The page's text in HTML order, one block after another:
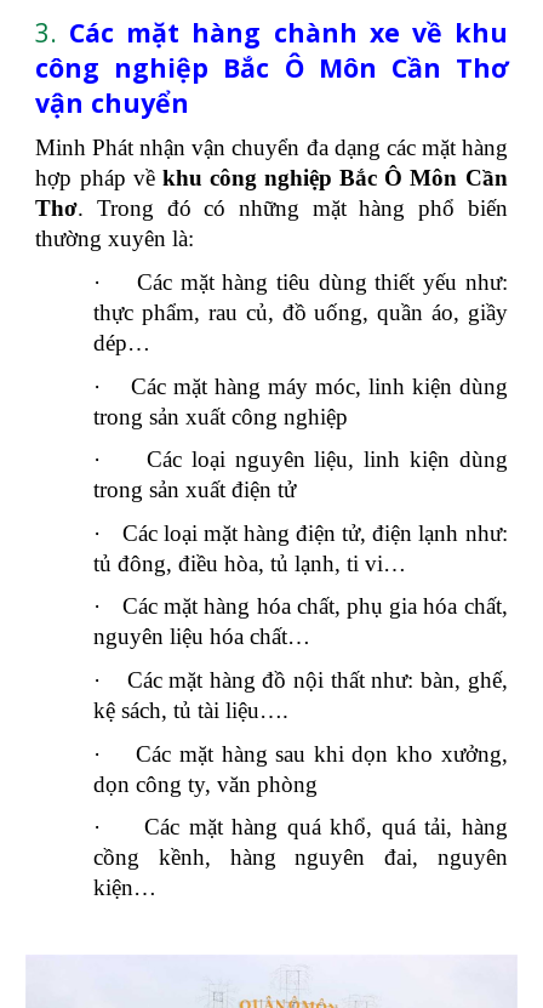
3. Các mặt hàng chành xe về khu
công nghiệp Bắc Ô Môn Cần Thơ
vận chuyển
Minh Phát nhận vận chuyển đa dạng các mặt hàng
hợp pháp về khu công nghiệp Bắc Ô Môn Cần
Thơ. Trong đó có những mặt hàng phổ biến
thường xuyên là:
·
Các mặt hàng tiêu dùng thiết yếu như:
thực phẩm, rau củ, đồ uống, quần áo, giầy
dép…
·
Các mặt hàng máy móc, linh kiện dùng
trong sản xuất công nghiệp
·
Các loại nguyên liệu, linh kiện dùng
trong sản xuất điện tử
·
Các loại mặt hàng điện tử, điện lạnh như:
tủ đông, điều hòa, tủ lạnh, ti vi…
·
Các mặt hàng hóa chất, phụ gia hóa chất,
nguyên liệu hóa chất…
·
Các mặt hàng đồ nội thất như: bàn, ghế,
kệ sách, tủ tài liệu….
·
Các mặt hàng sau khi dọn kho xưởng,
dọn công ty, văn phòng
·
Các mặt hàng quá khổ, quá tải, hàng
cồng kềnh, hàng nguyên đai, nguyên
kiện…